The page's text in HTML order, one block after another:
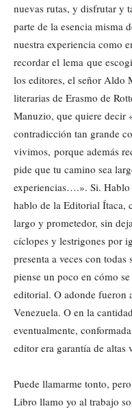
nuevas rutas, y disfrutar y
parte de la esencia misma
nuestra experiencia como
recordar el lema que
los editores, el señor Aldo
literarias de Erasmo de
Manuzio, que quiere decir
contradicción tan grande
vivimos, porque además
pide que tu camino sea
experiencias….». Si. Hablo
hablo de la Editorial Ítaca,
largo y prometedor, sin
cíclopes y lestrigones por
presenta a veces con
piense un poco en cómo
editorial. O adonde fueron
Venezuela. O en la
eventualmente,
editor era garantía de altas
Puede llamarme tonto,
Libro llamo yo al trabajo